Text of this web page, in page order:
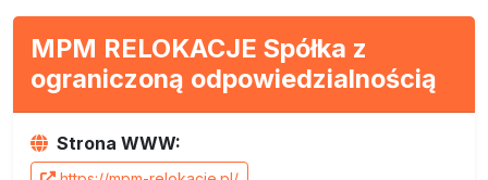
MPM RELOKACJE Spółka z
ograniczoną odpowiedzialnością
Strona WWW: